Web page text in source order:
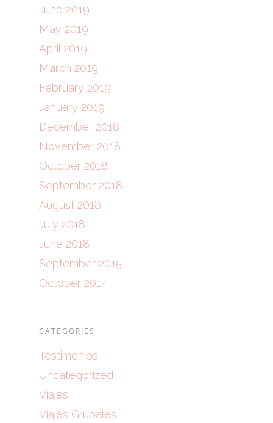
June 2019
May 2019
April 2019
March 2019
February 2019
January 2019
December 2018
November 2018
October 2018
September 2018
August 2018
July 2018
June 2018
September 2015
October 2014
CATEGORIES
Testimonios
Uncategorized
Viajes
Viajes Grupales